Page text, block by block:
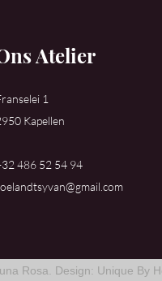
Atelier
1
Kapellen
486 52 54 94
Rosa. Design: Unique By